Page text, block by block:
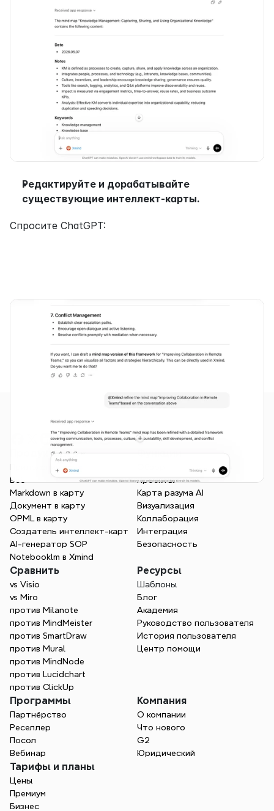
Редактируйте и дорабатывайте
существующие интеллект-карты.
Спросите ChatGPT:
Продукты
Приложение
Веб
Markdown в карту
Документ в карту
OPML в карту
Создатель интеллект-карт
AI-генератор SOP
Notebooklm в Xmind
Проекты
Карта разума AI
Визуализация
Коллаборация
Интеграция
Безопасность
Сравнить
vs Visio
vs Miro
против Milanote
против MindMeister
против SmartDraw
против Mural
против MindNode
против Lucidchart
против ClickUp
Ресурсы
Шаблоны
Блог
Академия
Руководство пользователя
История пользователя
Центр помощи
Программы
Партнёрство
Реселлер
Посол
Вебинар
Компания
О компании
Что нового
G2
Юридический
Тарифы и планы
Цены
Премиум
Бизнес